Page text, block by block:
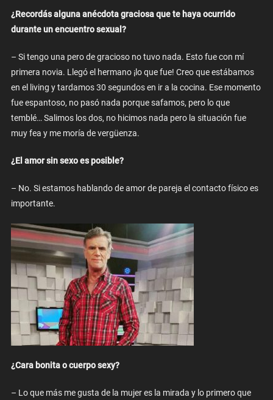
¿Recordás alguna anécdota graciosa que te haya ocurrido
durante un encuentro sexual?
– Si tengo una pero de gracioso no tuvo nada. Esto fue con mí
primera novia. Llegó el hermano ¡lo que fue! Creo que estábamos
en el living y tardamos 30 segundos en ir a la cocina. Ese momento
fue espantoso, no pasó nada porque safamos, pero lo que
temblé… Salimos los dos, no hicimos nada pero la situación fue
muy fea y me moría de vergüenza.
¿El amor sin sexo es posible?
– No. Si estamos hablando de amor de pareja el contacto físico es
importante.
¿Cara bonita o cuerpo sexy?
– Lo que más me gusta de la mujer es la mirada y lo primero que